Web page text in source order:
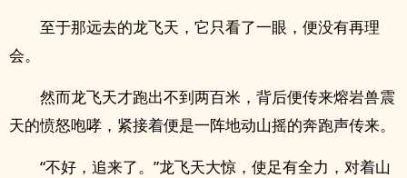
至于那远去的龙飞天，它只看了一眼，便没有再理
会。
然而龙飞天才跑出不到两百米，背后便传来熔岩兽震
天的愤怒咆哮，紧接着便是一阵地动山摇的奔跑声传来。
“不好，追来了。”龙飞天大惊，使足有全力，对着山